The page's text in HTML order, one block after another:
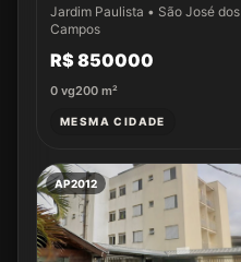
Jardim Paulista • São José dos
Campos
R$ 850000
0 vg200 m²
MESMA CIDADE
AP2012